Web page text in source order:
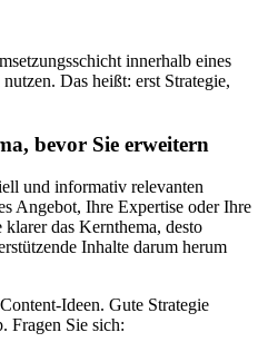
innerhalb eines
Das heißt: erst Strategie,
bevor Sie erweitern
und informativ relevanten
Angebot, Ihre Expertise oder Ihre
das Kernthema, desto
Inhalte darum herum
Ideen. Gute Strategie
Fragen Sie sich: